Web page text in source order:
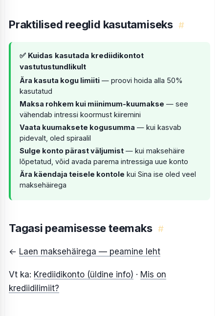
Praktilised reeglid kasutamiseks #
✅ Kuidas kasutada krediidikontot
vastutustundlikult
Ära kasuta kogu limiiti — proovi hoida alla 50%
kasutatud
Maksa rohkem kui miinimum-kuumakse — see
vähendab intressi koormust kiiremini
Vaata kuumaksete kogusumma — kui kasvab
pidevalt, oled spiraalil
Sulge konto pärast väljumist — kui maksehäire
lõpetatud, võid avada parema intressiga uue konto
Ära käendaja teisele kontole kui Sina ise oled veel
maksehäirega
Tagasi peamisesse teemaks #
← Laen maksehäirega — peamine leht
Vt ka: Krediidikonto (üldine info) · Mis on
krediidilimiit?